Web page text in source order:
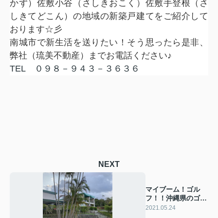
かず）佐敷小谷（さしきおこく）佐敷手登根（さ
しきてどこん）の地域の新築戸建てをご紹介して
おります☆彡
南城市で新生活を送りたい！そう思ったら是非、
弊社（琉美不動産）までお電話ください♪
TEL ０９８－９４３－３６３６
NEXT
マイブーム！ゴル
フ！！沖縄県のゴル
フ場のご紹介！！
2021.05.24